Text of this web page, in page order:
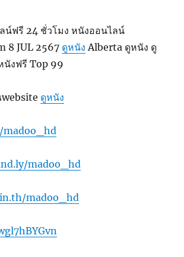
น์ฟรี 24 ชั่วโมง หนังออนไลน์
8 JUL 2567 ดูหนัง Alberta ดูหนัง ดู
นังฟรี Top 99
ดูหนัง
madoo_hd
madoo_hd